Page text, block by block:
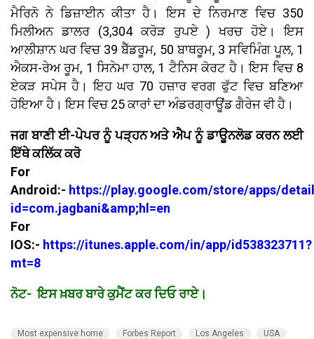
ਮੈਰਿਨੋ ਨੇ ਡਿਜ਼ਾਈਨ ਕੀਤਾ ਹੈ। ਇਸ ਦੇ ਨਿਰਮਾਣ ਵਿਚ 350
ਮਿਲੀਅਨ ਡਾਲਰ (3,304 ਕਰੋੜ ਰੁਪਏ ) ਖਰਚ ਹੋਏ। ਇਸ
ਆਲੀਸ਼ਾਨ ਘਰ ਵਿਚ 39 ਬੈੱਡਰੂਮ, 50 ਬਾਥਰੂਮ, 3 ਸਵਿਮਿੰਗ ਪੂਲ, 1
ਐਕਸ-ਰੇਅ ਰੂਮ, 1 ਸਿਨੇਮਾ ਹਾਲ, 1 ਟੈਨਿਸ ਕੋਰਟ ਹੈ। ਇਸ ਵਿਚ 8
ਏਕੜ ਸਪੇਸ ਹੈ। ਇਹ ਘਰ 70 ਹਜ਼ਾਰ ਵਰਗ ਫੁੱਟ ਵਿਚ ਬਣਿਆ
ਹੋਇਆ ਹੈ। ਇਸ ਵਿਚ 25 ਕਾਰਾਂ ਦਾ ਅੰਡਰਗ੍ਰਾਊਂਡ ਗੈਰੇਜ ਵੀ ਹੈ।
ਜਗ ਬਾਣੀ ਈ-ਪੇਪਰ ਨੂੰ ਪੜ੍ਹਨ ਅਤੇ ਐਪ ਨੂੰ ਡਾਊਨਲੋਡ ਕਰਨ ਲਈ
ਇੱਥੇ ਕਲਿੱਕ ਕਰੋ
For
Android:- https://play.google.com/store/apps/
id=com.jagbani&amp;hl=en
For
IOS:- https://itunes.apple.com/in/app/id538323711?
mt=8
ਨੋਟ- ਇਸ ਖ਼ਬਰ ਬਾਰੇ ਕੁਮੈਂਟ ਕਰ ਦਿਓ ਰਾਏ।
Most expensive home Forbes Report Los Angeles
USA